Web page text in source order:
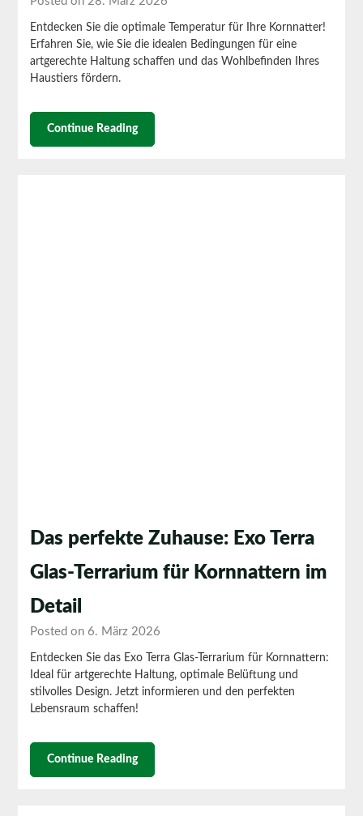
Entdecken Sie die optimale Temperatur für Ihre Kornnatter!
Erfahren Sie, wie Sie die idealen Bedingungen für eine
artgerechte Haltung schaffen und das Wohlbefinden Ihres
Haustiers fördern.
Continue Reading
Das perfekte Zuhause: Exo Terra
Glas-Terrarium für Kornnattern im
Detail
Posted on 6. März 2026
Entdecken Sie das Exo Terra Glas-Terrarium für Kornnattern:
Ideal für artgerechte Haltung, optimale Belüftung und
stilvolles Design. Jetzt informieren und den perfekten
Lebensraum schaffen!
Continue Reading